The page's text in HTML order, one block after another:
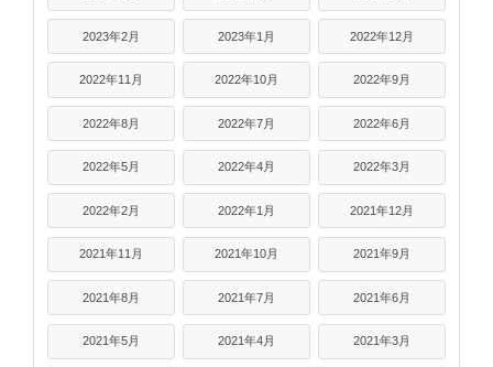
2023年2月 2023年1月 2022年12月
2022年11月 2022年10月 2022年9月
2022年8月 2022年7月 2022年6月
2022年5月 2022年4月 2022年3月
2022年2月 2022年1月 2021年12月
2021年11月 2021年10月 2021年9月
2021年8月 2021年7月 2021年6月
2021年5月 2021年4月 2021年3月